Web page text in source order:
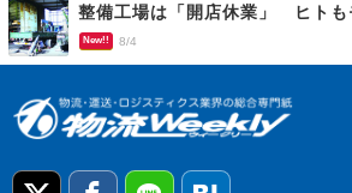
整備工場は「開店休業」 ヒトも
New!! 8/4